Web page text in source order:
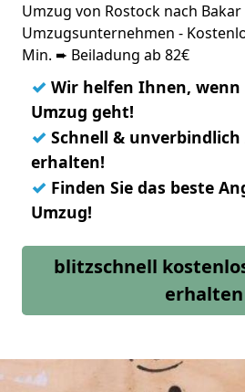
Umzug von Rostock nach Bakar
Umzugsunternehmen -
Min. ➨ Beiladung ab 82€
✓ Wir helfen Ihnen,
Umzug geht!
✓ Schnell &
erhalten!
✓ Finden Sie das beste
Umzug!
blitzschnell
erhalten